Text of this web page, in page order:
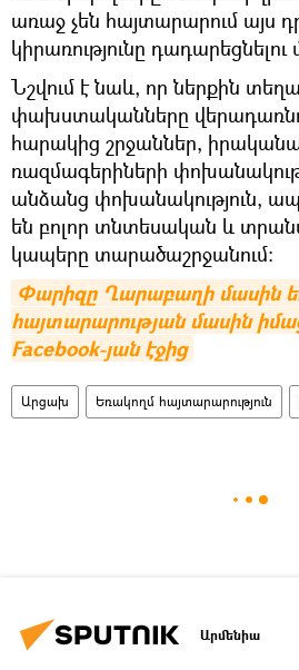
առաջ չեն հայտարարում այս
կիրառությունը դադարեցնելու
Նշվում է նաև, որ ներքին
փախստականները
հարակից շրջաններ,
ռազմագերիների
անձանց փոխանակություն,
են բոլոր տնտեսական և
կապերը տարածաշրջանում։
Փարիզը Ղարաբաղի մասին
հայտարարության մասին
Facebook-յան էջից
Արցախ Եռակողմ հայտարարություն
Արմենիա